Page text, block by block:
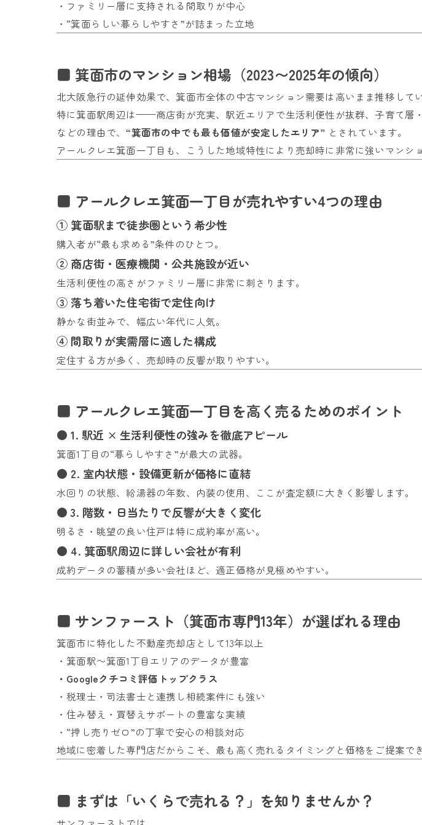
・ファミリー層に支持される間取りが中心
・“箕面らしい暮らしやすさ”が詰まった立地
■ 箕面市のマンション相場（2023〜2025年の傾向）
北大阪急行の延伸効果で、箕面市全体の中古マンション需要は高いまま推移してい
特に箕面駅周辺は——商店街が充実、駅近エリアで生活利便性が抜群、子育て層
などの理由で、“箕面市の中でも最も価値が安定したエリア” とされています。
アールクレエ箕面一丁目も、こうした地域特性により売却時に非常に強いマンショ
■ アールクレエ箕面一丁目が売れやすい4つの理由
① 箕面駅まで徒歩圏という希少性
購入者が“最も求める”条件のひとつ。
② 商店街・医療機関・公共施設が近い
生活利便性の高さがファミリー層に非常に刺さります。
③ 落ち着いた住宅街で定住向け
静かな街並みで、幅広い年代に人気。
④ 間取りが実需層に適した構成
定住する方が多く、売却時の反響が取りやすい。
■ アールクレエ箕面一丁目を高く売るためのポイント
● 1. 駅近 × 生活利便性の強みを徹底アピール
箕面1丁目の“暮らしやすさ”が最大の武器。
● 2. 室内状態・設備更新が価格に直結
水回りの状態、給湯器の年数、内装の使用、ここが査定額に大きく影響します。
● 3. 階数・日当たりで反響が大きく変化
明るさ・眺望の良い住戸は特に成約率が高い。
● 4. 箕面駅周辺に詳しい会社が有利
成約データの蓄積が多い会社ほど、適正価格が見極めやすい。
■ サンファースト（箕面市専門13年）が選ばれる理由
箕面市に特化した不動産売却店として13年以上
・箕面駅〜箕面1丁目エリアのデータが豊富
・Googleクチコミ評価トップクラス
・税理士・司法書士と連携し相続案件にも強い
・住み替え・買替えサポートの豊富な実績
・“押し売りゼロ”の丁寧で安心の相談対応
地域に密着した専門店だからこそ、最も高く売れるタイミングと価格をご提案でき
■ まずは「いくらで売れる？」を知りませんか？